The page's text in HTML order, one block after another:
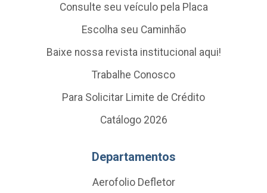
Consulte seu veículo pela Placa
Escolha seu Caminhão
Baixe nossa revista institucional aqui!
Trabalhe Conosco
Para Solicitar Limite de Crédito
Catálogo 2026
Departamentos
Aerofolio Defletor